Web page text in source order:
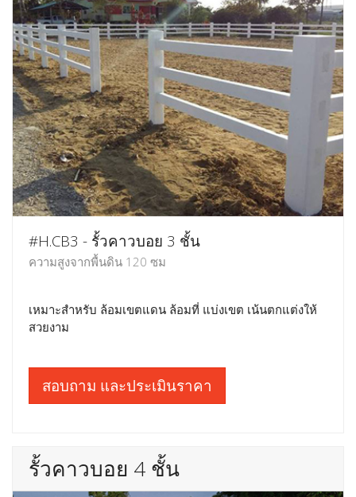
#H.CB3 - รั้วคาวบอย 3 ชั้น
ความสูงจากพื้นดิน 120 ซม
เหมาะสำหรับ ล้อมเขตแดน ล้อมที่ แบ่งเขต เน้นตกแต่งให้
สวยงาม
สอบถาม และประเมินราคา
รั้วคาวบอย 4 ชั้น